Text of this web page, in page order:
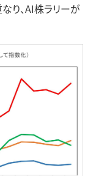
り、AI株ラリーが